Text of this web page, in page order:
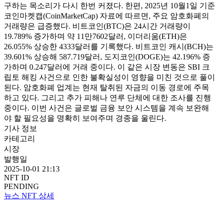
구하는 목소리가 다시 한번 커졌다. 한편, 2025년 10월1일 기준
코인마켓캡(CoinMarketCap) 자료에 따르면, 주요 암호화폐의
거래량은 급증했다. 비트코인(BTC)은 24시간 거래량이
19.789% 증가하며 약 11만7602달러, 이더리움(ETH)은
26.055% 상승한 4333달러를 기록했다. 비트코인 캐시(BCH)는
39.601% 상승해 587.719달러, 도지코인(DOGE)는 42.196% 증
가하며 0.247달러에 거래 중이다. 이 같은 시장 변동은 SBI 크
립토 해킹 사건으로 인한 불확실성이 영향을 미친 것으로 풀이
된다. 암호화폐 업계는 현재 탈취된 자금의 이동 경로에 주목
하고 있다. 그리고 추가 피해나 연루 단체에 대한 조사를 진행
중이다. 이번 사건은 글로벌 금융 보안 시스템을 계속 보완해
야 할 필요성을 명확히 보여주며 경종을 울린다.
기사 정보
카테고리
시장
발행일
2025-10-01 21:13
NFT ID
PENDING
뉴스 NFT 상세